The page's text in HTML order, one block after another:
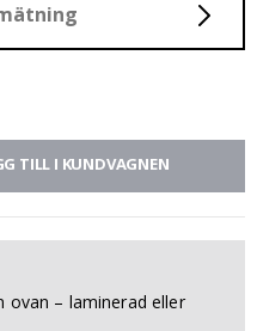
TILL I KUNDVAGNEN
ovan – laminerad eller